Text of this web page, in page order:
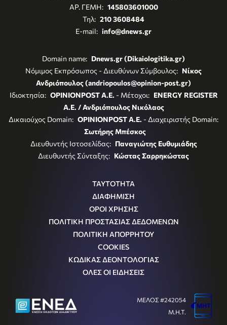
ΑΡ. ΓΕΜΗ: 145803601000
Τηλ: 210 3608484
E-mail: info@dnews.gr
Domain name: Dnews.gr (Dikaiologitika.gr)
Νόμιμος Εκπρόσωπος - Διευθύνων Σύμβουλος: Νίκος
Ανδριόπουλος (andriopoulos@opinion-post.gr)
Ιδιοκτησία: OPINIONPOST A.E. - Μέτοχοι: ENERGY REGISTER
Α.Ε. / Ανδριόπουλος Νικόλαος
Δικαιούχος Domain: OPINIONPOST A.E. - Διαχειριστής Domain:
Σωτήρης Μπέσκος
Διευθυντής Ιστοσελίδας: Παναγιώτης Ευθυμιάδης
Διευθυντής Σύνταξης: Κώστας Σαρρηκώστας
ΤΑΥΤΟΤΗΤΑ
ΔΙΑΦΗΜΙΣΗ
ΟΡΟΙ ΧΡΗΣΗΣ
ΠΟΛΙΤΙΚΗ ΠΡΟΣΤΑΣΙΑΣ ΔΕΔΟΜΕΝΩΝ
ΠΟΛΙΤΙΚΗ ΑΠΟΡΡΗΤΟΥ
COOKIES
ΚΩΔΙΚΑΣ ΔΕΟΝΤΟΛΟΓΙΑΣ
ΟΛΕΣ ΟΙ ΕΙΔΗΣΕΙΣ
ΜΕΛΟΣ #242054
Μ.Η.Τ.